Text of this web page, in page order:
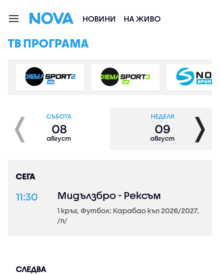
НОВИНИ НА ЖИВО
ТВ ПРОГРАМА
СЪБОТА
08
август
НЕДЕЛЯ
09
август
❬ ❭
СЕГА
11:30 Мидълзбро - Рексъм
1 кръг, Футбол: Карабао къп 2026/2027,
/n/
СЛЕДВА